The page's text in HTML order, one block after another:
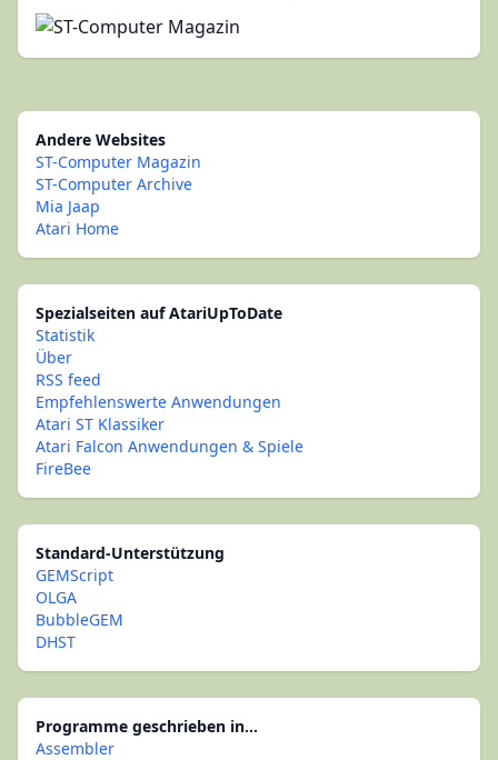
Andere Websites
ST-Computer Magazin
ST-Computer Archive
Mia Jaap
Atari Home
Spezialseiten auf AtariUpToDate
Statistik
Über
RSS feed
Empfehlenswerte Anwendungen
Atari ST Klassiker
Atari Falcon Anwendungen & Spiele
FireBee
Standard-Unterstützung
GEMScript
OLGA
BubbleGEM
DHST
Programme geschrieben in...
Assembler